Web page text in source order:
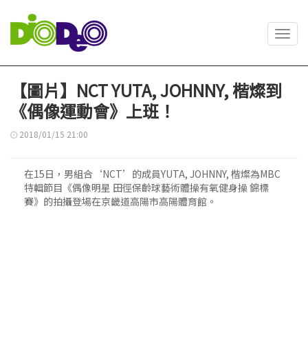
【圖片】NCT YUTA, JOHNNY, 楷燦到
《偶像運動會》上班！
2018/01/15 21:00
在15日，男組合‘NCT’的成員YUTA, JOHNNY, 楷燦為MBC
特輯節目《偶像明星 田徑保齡球藝術體操有氧健身操 錦標
賽》的拍攝登場在京畿道高陽市高陽體育館。